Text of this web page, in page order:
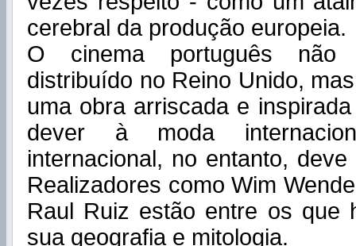
cerebral da produção europeia.
O cinema português não
distribuído no Reino Unido,
uma obra arriscada e
dever à moda
internacional, no entanto,
Realizadores como Wim
Raul Ruiz estão entre os que
sua geografia e mitologia.